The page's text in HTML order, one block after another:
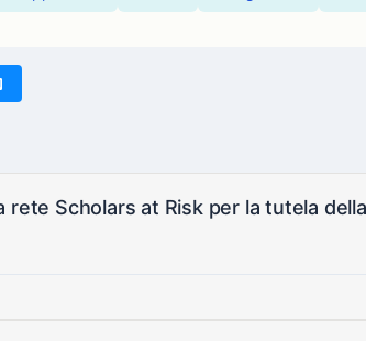
rete Scholars at Risk per la tutela